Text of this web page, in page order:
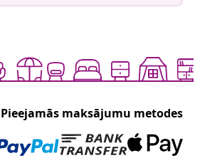
Pieejamās maksājumu metodes